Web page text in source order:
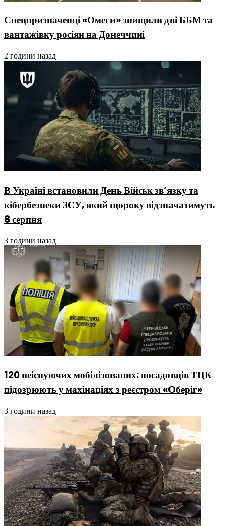
Спецпризначенці «Омеги» знищили дві ББМ та
вантажівку росіян на Донеччині
2 години назад
В Україні встановили День Військ зв’язку та
кібербезпеки ЗСУ, який щороку відзначатимуть
8 серпня
3 години назад
120 неіснуючих мобілізованих: посадовців ТЦК
підозрюють у махінаціях з реєстром «Оберіг»
3 години назад